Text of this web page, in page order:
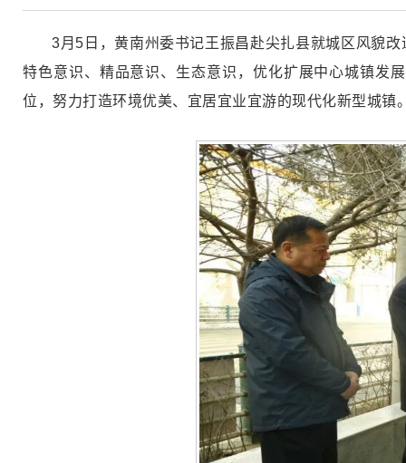
3月5日，黄南州委书记王振昌赴尖扎县就城区风貌
特色意识、精品意识、生态意识，优化扩展中心城镇发
位，努力打造环境优美、宜居宜业宜游的现代化新型城镇